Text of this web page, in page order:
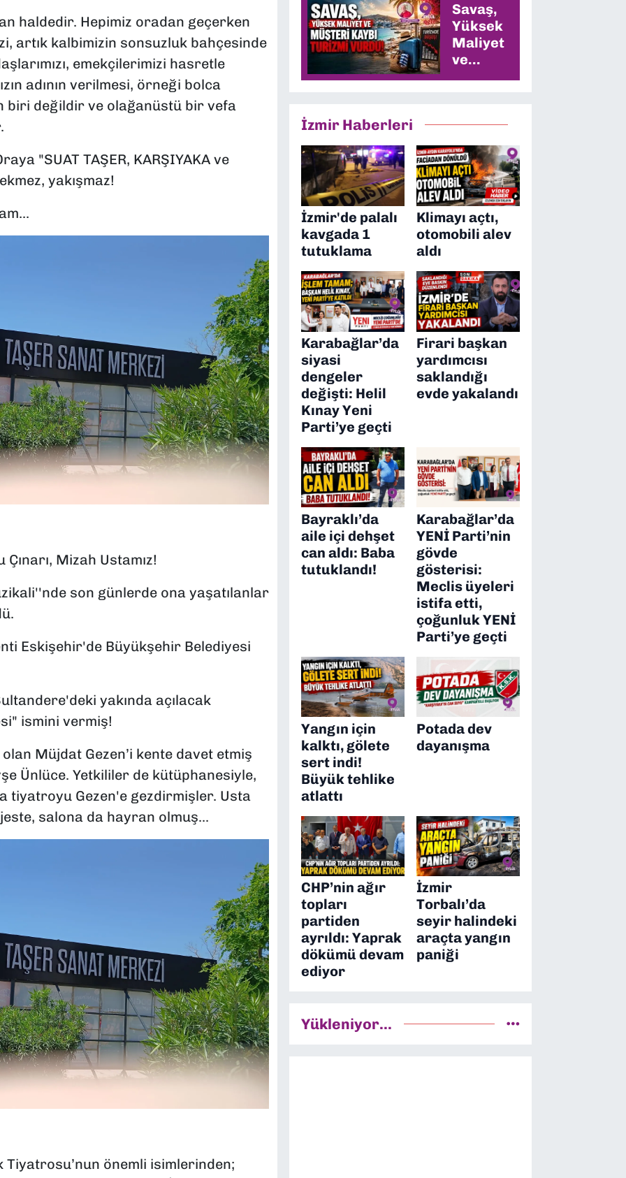
haldedir. Hepimiz oradan geçerken
artık kalbimizin sonsuzluk bahçesinde
emekçilerimizi hasretle
adının verilmesi, örneği bolca
biri değildir ve olağanüstü bir vefa
"SUAT TAŞER, KARŞIYAKA ve
yakışmaz!
Mizah Ustamız!
son günlerde ona yaşatılanlar
Eskişehir'de Büyükşehir Belediyesi
yakında açılacak
ismini vermiş!
Müjdat Gezen’i kente davet etmiş
Ünlüce. Yetkililer de kütüphanesiyle,
tiyatroyu Gezen'e gezdirmişler. Usta
salona da hayran olmuş...
önemli isimlerinden;
Savaş,
Yüksek
Maliyet
ve
Müşteri
Vurdu
İzmir Haberleri
İzmir'de palalı
kavgada 1
tutuklama
Klimayı açtı,
otomobili alev
aldı
Karabağlar’da
siyasi
dengeler
değişti: Helil
Kınay Yeni
Parti’ye geçti
Firari başkan
yardımcısı
saklandığı
evde yakalandı
Bayraklı’da
aile içi dehşet
can aldı: Baba
tutuklandı!
Karabağlar’da
YENİ Parti’nin
gövde
gösterisi:
Meclis üyeleri
istifa etti,
çoğunluk YENİ
Parti’ye geçti
Yangın için
kalktı, gölete
sert indi!
Büyük tehlike
atlattı
Potada dev
dayanışma
CHP’nin ağır
topları
partiden
ayrıldı: Yaprak
dökümü devam
ediyor
İzmir
Torbalı’da
seyir halindeki
araçta yangın
paniği
Yükleniyor...